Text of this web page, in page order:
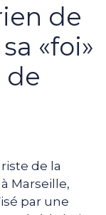
de
«foi»
de
de la
Marseille,
par une